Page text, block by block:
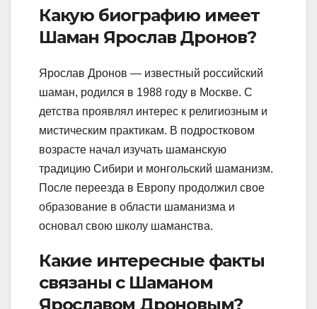
Какую биографию имеет
Шаман Ярослав Дронов?
Ярослав Дронов — известный российский
шаман, родился в 1988 году в Москве. С
детства проявлял интерес к религиозным и
мистическим практикам. В подростковом
возрасте начал изучать шаманскую
традицию Сибири и монгольский шаманизм.
После переезда в Европу продолжил свое
образование в области шаманизма и
основал свою школу шаманства.
Какие интересные факты
связаны с Шаманом
Ярославом Дроновым?